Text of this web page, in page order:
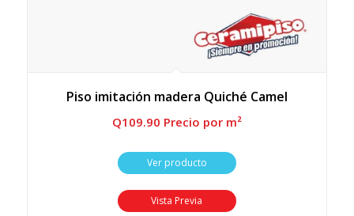
Piso imitación madera Quiché Camel
Q109.90 Precio por m²
Ver producto
Vista Previa